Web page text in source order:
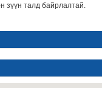
зүүн талд байрлалтай.